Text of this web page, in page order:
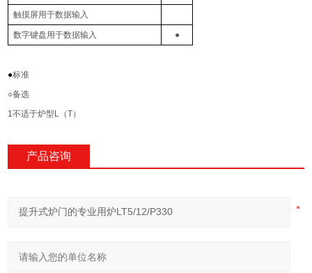
触摸屏用于数据输入
数字键盘用于数据输入 ●
●标准
○备选
1不适于炉型 L （T）
产品咨询